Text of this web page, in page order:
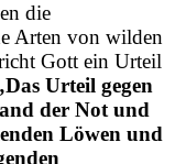
die
Arten von wilden
Gott ein Urteil
Urteil gegen
der Not und
Löwen und